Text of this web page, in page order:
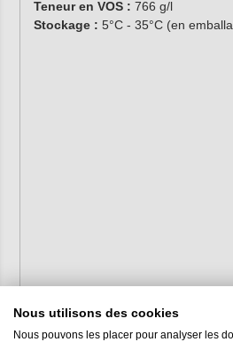
Teneur en VOS : 766 g/l
Stockage : 5°C - 35°C (en
Nous utilisons des cookies
Nous pouvons les placer pour analyser les